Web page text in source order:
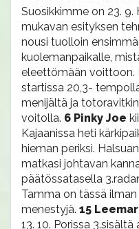
Suosikkimme on 23. 9.
mukavan esityksen
nousi tuolloin
kuolemanpaikalle,
eleettömään voittoon.
startissa 20,3-
menijältä ja
voitolla. 6 Pinky Joe
Kajaanissa heti
hieman periksi.
matkasi johtavan
päätössatasella
Tamma on tässä
menestyjä. 15
13. 10. Porissa